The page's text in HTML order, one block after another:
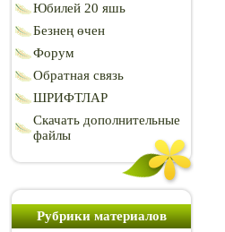
Юбилей 20 яшь
Безнең өчен
Форум
Обратная связь
ШРИФТЛАР
Скачать дополнительные
файлы
Рубрики материалов